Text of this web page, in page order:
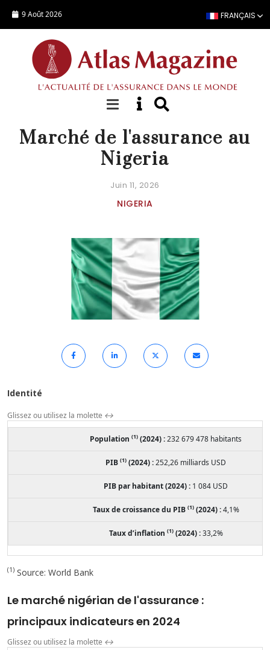
9 Août 2026 FRANÇAIS
STATISTIQUES PAYS
Marché de l'assurance au
Nigeria
Juin 11, 2026
NIGERIA
Identité
Glissez ou utilisez la molette ↔
Population (1) (2024) :232 679 478 habitants
PIB (1) (2024) :252,26 milliards USD
PIB par habitant (2024) : 1 084 USD
Taux de croissance du PIB (1)(2024) :4,1%
Taux d’inflation (1)(2024) :33,2%
(1) Source: World Bank
Le marché nigérian de l'assurance :
principaux indicateurs en 2024
Glissez ou utilisez la molette ↔